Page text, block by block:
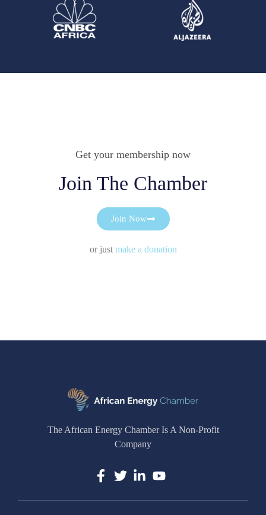
Get your membership now
Join The Chamber
Join Now
or just make a donation
The African Energy Chamber Is A Non-Profit
Company